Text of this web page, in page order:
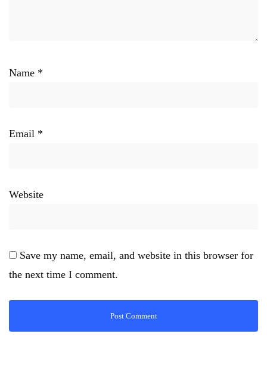
Name *
Email *
Website
Save my name, email, and website in this browser for
the next time I comment.